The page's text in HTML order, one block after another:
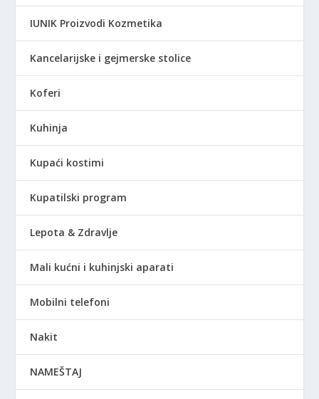
IUNIK Proizvodi Kozmetika
Kancelarijske i gejmerske stolice
Koferi
Kuhinja
Kupaći kostimi
Kupatilski program
Lepota & Zdravlje
Mali kućni i kuhinjski aparati
Mobilni telefoni
Nakit
NAMEŠTAJ